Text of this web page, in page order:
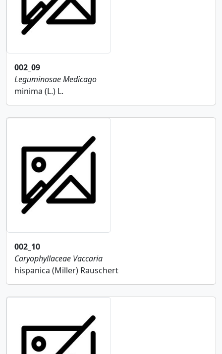
002_09
LeguminosaeMedicago
minima (L.) L.
002_10
Caryophyllaceae Vaccaria
hispanica (Miller) Rauschert